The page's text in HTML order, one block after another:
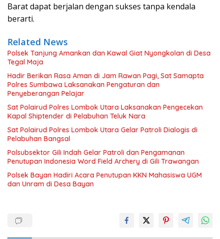
Barat dapat berjalan dengan sukses tanpa kendala
berarti.
Related News
Polsek Tanjung Amankan dan Kawal Giat Nyongkolan di Desa
Tegal Maja
Hadir Berikan Rasa Aman di Jam Rawan Pagi, Sat Samapta
Polres Sumbawa Laksanakan Pengaturan dan
Penyeberangan Pelajar
Sat Polairud Polres Lombok Utara Laksanakan Pengecekan
Kapal Shiptender di Pelabuhan Teluk Nara
Sat Polairud Polres Lombok Utara Gelar Patroli Dialogis di
Pelabuhan Bangsal
Polsubsektor Gili Indah Gelar Patroli dan Pengamanan
Penutupan Indonesia Word Field Archery di Gili Trawangan
Polsek Bayan Hadiri Acara Penutupan KKN Mahasiswa UGM
dan Unram di Desa Bayan